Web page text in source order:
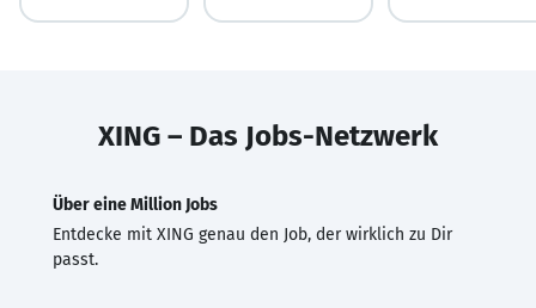
XING – Das Jobs-Netzwerk
Über eine Million Jobs
Entdecke mit XING genau den Job, der wirklich zu Dir
passt.